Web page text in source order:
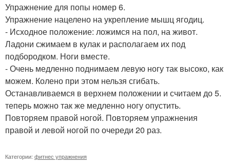
Упражнение для попы номер 6.
Упражнение нацелено на укрепление мышц ягодиц.
- Исходное положение: ложимся на пол, на живот.
Ладони сжимаем в кулак и располагаем их под
подбородком. Ноги вместе.
- Очень медленно поднимаем левую ногу так высоко, как
можем. Колено при этом нельзя сгибать.
Останавливаемся в верхнем положении и считаем до 5.
теперь можно так же медленно ногу опустить.
Повторяем правой ногой. Повторяем упражнения
правой и левой ногой по очереди 20 раз.
Категории: фитнес упражнения